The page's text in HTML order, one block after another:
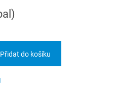
Přidat do košíku